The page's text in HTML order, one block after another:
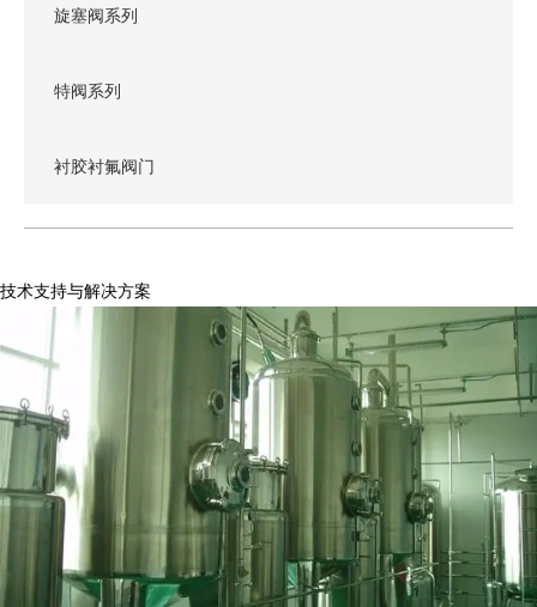
旋塞阀系列
特阀系列
衬胶衬氟阀门
技术支持与解决方案